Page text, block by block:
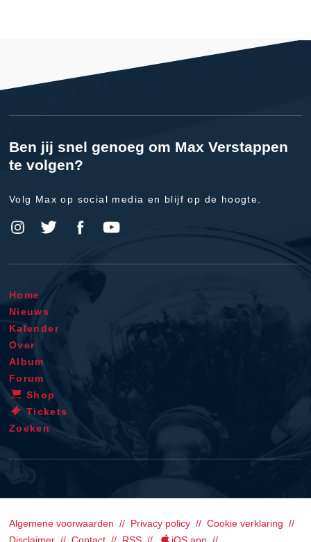
Ben jij snel genoeg om Max Verstappen
te volgen?
Volg Max op social media en blijf op de hoogte.
Home
Nieuws
Kalender
Over
Album
Forum
Shop
Tickets
Zoeken
Algemene voorwaarden Privacy policy
Cookie verklaring